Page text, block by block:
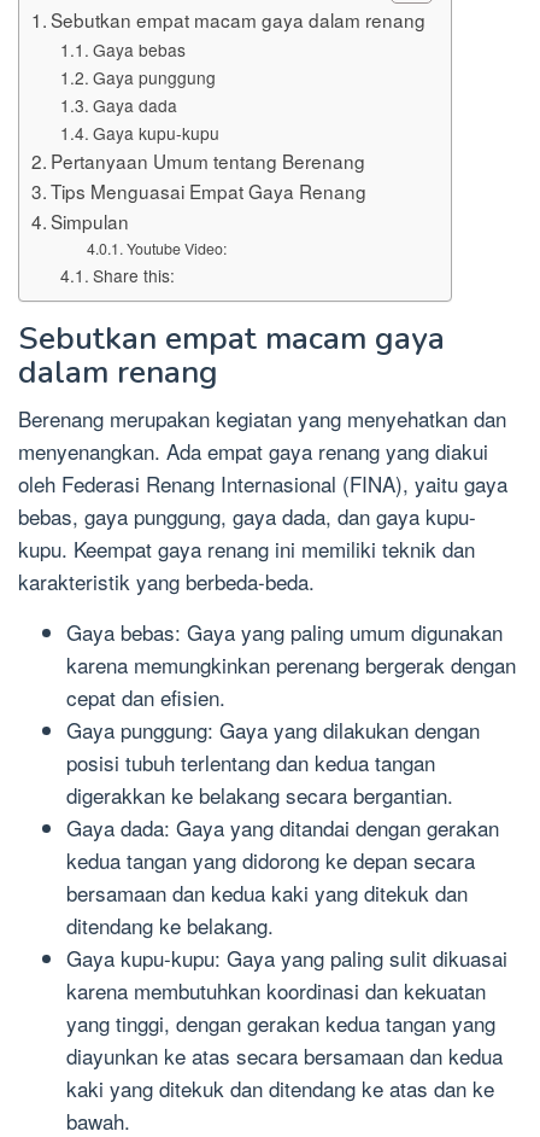
Sebutkan empat macam gaya dalam renang
Gaya bebas
Gaya punggung
Gaya dada
Gaya kupu-kupu
Pertanyaan Umum tentang Berenang
Tips Menguasai Empat Gaya Renang
Simpulan
Youtube Video:
Share this:
Sebutkan empat macam gaya
dalam renang
Berenang merupakan kegiatan yang menyehatkan dan
menyenangkan. Ada empat gaya renang yang diakui
oleh Federasi Renang Internasional (FINA), yaitu gaya
bebas, gaya punggung, gaya dada, dan gaya kupu-
kupu. Keempat gaya renang ini memiliki teknik dan
karakteristik yang berbeda-beda.
Gaya bebas: Gaya yang paling umum digunakan
karena memungkinkan perenang bergerak dengan
cepat dan efisien.
Gaya punggung: Gaya yang dilakukan dengan
posisi tubuh terlentang dan kedua tangan
digerakkan ke belakang secara bergantian.
Gaya dada: Gaya yang ditandai dengan gerakan
kedua tangan yang didorong ke depan secara
bersamaan dan kedua kaki yang ditekuk dan
ditendang ke belakang.
Gaya kupu-kupu: Gaya yang paling sulit dikuasai
karena membutuhkan koordinasi dan kekuatan
yang tinggi, dengan gerakan kedua tangan yang
diayunkan ke atas secara bersamaan dan kedua
kaki yang ditekuk dan ditendang ke atas dan ke
bawah.